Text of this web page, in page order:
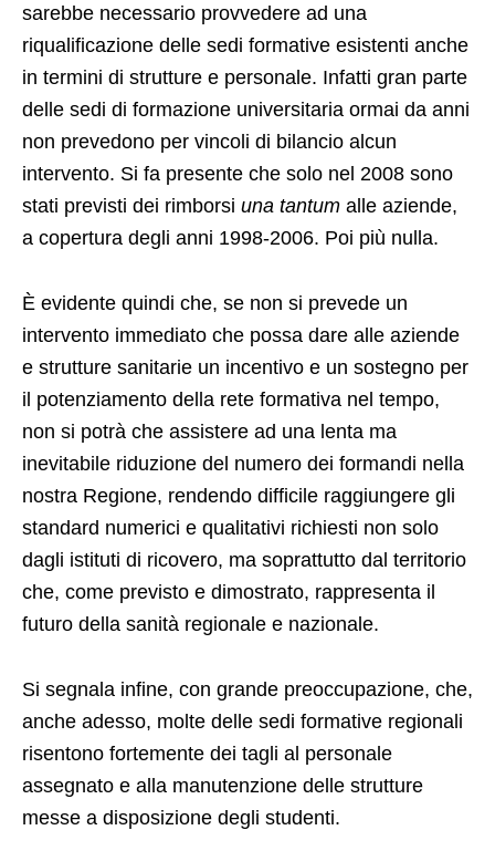
sarebbe necessario provvedere ad una
riqualificazione delle sedi formative esistenti anche
in termini di strutture e personale. Infatti gran parte
delle sedi di formazione universitaria ormai da anni
non prevedono per vincoli di bilancio alcun
intervento. Si fa presente che solo nel 2008 sono
stati previsti dei rimborsi una tantum alle aziende,
a copertura degli anni 1998-2006. Poi più nulla.
È evidente quindi che, se non si prevede un
intervento immediato che possa dare alle aziende
e strutture sanitarie un incentivo e un sostegno per
il potenziamento della rete formativa nel tempo,
non si potrà che assistere ad una lenta ma
inevitabile riduzione del numero dei formandi nella
nostra Regione, rendendo difficile raggiungere gli
standard numerici e qualitativi richiesti non solo
dagli istituti di ricovero, ma soprattutto dal territorio
che, come previsto e dimostrato, rappresenta il
futuro della sanità regionale e nazionale.
Si segnala infine, con grande preoccupazione, che,
anche adesso, molte delle sedi formative regionali
risentono fortemente dei tagli al personale
assegnato e alla manutenzione delle strutture
messe a disposizione degli studenti.